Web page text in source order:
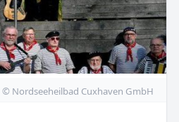
© Nordseeheilbad Cuxhaven GmbH